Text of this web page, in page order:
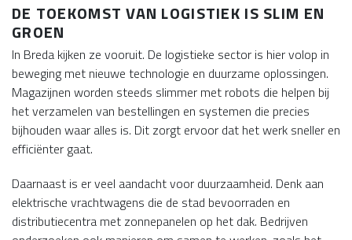
DE TOEKOMST VAN LOGISTIEK IS SLIM EN
GROEN
In Breda kijken ze vooruit. De logistieke sector is hier volop in
beweging met nieuwe technologie en duurzame oplossingen.
Magazijnen worden steeds slimmer met robots die helpen bij
het verzamelen van bestellingen en systemen die precies
bijhouden waar alles is. Dit zorgt ervoor dat het werk sneller en
efficiënter gaat.
Daarnaast is er veel aandacht voor duurzaamheid. Denk aan
elektrische vrachtwagens die de stad bevoorraden en
distributiecentra met zonnepanelen op het dak. Bedrijven